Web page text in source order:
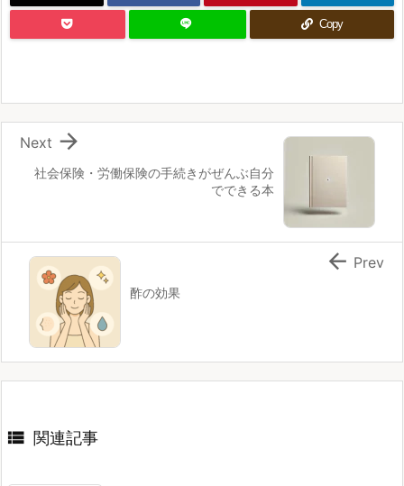
Copy
社会保険・労働保険の手続きがぜんぶ自分
でできる本

Next
酢の効果
 Prev
 関連記事